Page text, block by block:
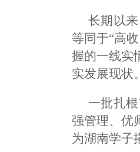
长期以
等同于“高
握的一线实
实发展现状。
一批扎
强管理、优
为湖南学子